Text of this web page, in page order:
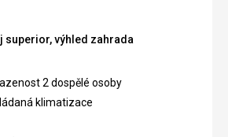
superior, výhled zahrada
2 dospělé osoby
klimatizace